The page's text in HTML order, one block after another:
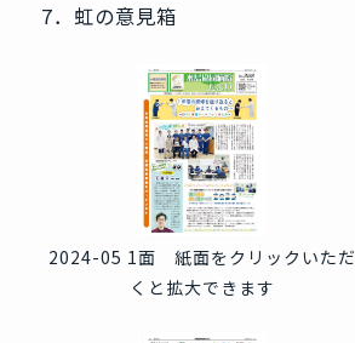
7．虹の意見箱
2024-05 1面 紙面をクリックいただ
くと拡大できます